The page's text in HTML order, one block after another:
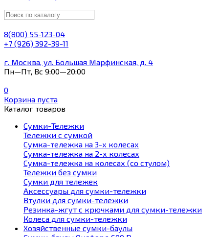
8(800) 55-123-04
+7 (926) 392-39-11
г. Москва, ул. Большая Марфинская, д. 4
Пн—Пт, Вс 9:00—20:00
0
Корзина пуста
Каталог товаров
Сумки-Тележки
Тележки с сумкой
Сумка-тележка на 3-х колесах
Сумка-тележка на 2-х колесах
Сумка-тележка на колесах (со стулом)
Тележки без сумки
Сумки для тележек
Аксессуары для сумки-тележки
Втулки для сумки-тележки
Резинка-жгут с крючками для сумки-тележки
Колеса для сумки-тележки
Хозяйственные сумки-баулы